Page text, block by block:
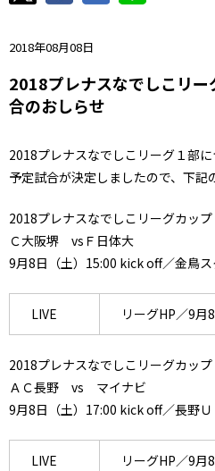
2018年08月08日
2018プレナスなでしこリ
合のおしらせ
2018プレナスなでしこリーグ１部
予定試合が決定しましたので、下記
2018プレナスなでしこリーグカッ
Ｃ大阪堺 vsＦ日体大
9月8日（土）15:00 kick off／金鳥ス
LIVE リーグHP／9月
2018プレナスなでしこリーグカッ
ＡＣ長野 vs マイナビ
9月8日（土）17:00 kick off／長野Ｕ
LIVE リーグHP／9月